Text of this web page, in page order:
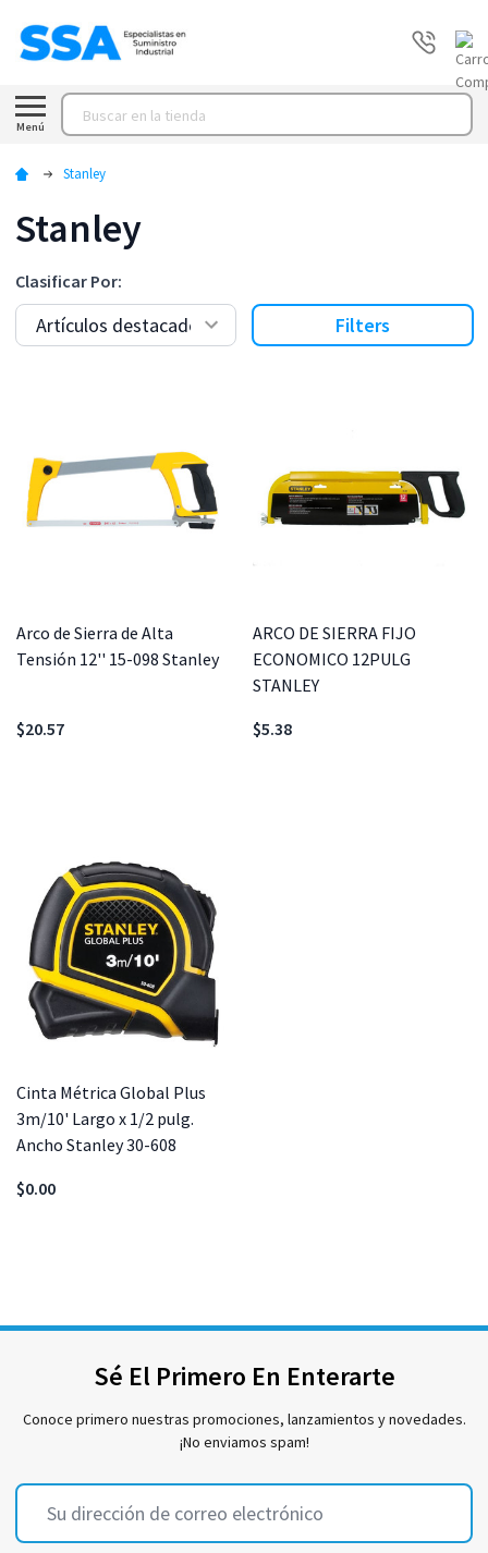
Menú
Buscar
Stanley
Stanley
Clasificar Por:
Filters
Arco de Sierra de Alta
Tensión 12'' 15-098 Stanley
$20.57
ARCO DE SIERRA FIJO
ECONOMICO 12PULG
STANLEY
$5.38
Cinta Métrica Global Plus
3m/10' Largo x 1/2 pulg.
Ancho Stanley 30-608
$0.00
Sé El Primero En Enterarte
Conoce primero nuestras promociones, lanzamientos y novedades.
¡No enviamos spam!
Dirección